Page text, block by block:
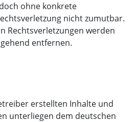
ohne konkrete
nicht zumutbar.
Rechtsverletzungen werden
entfernen.
erstellten Inhalte und
unterliegen dem deutschen